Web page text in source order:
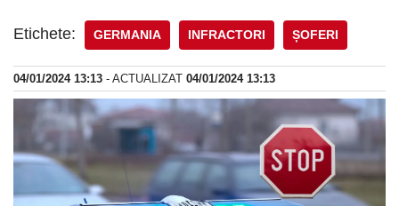
Etichete: GERMANIA INFRACTORI ȘOFERI
04/01/2024 13:13 - ACTUALIZAT 04/01/2024 13:13